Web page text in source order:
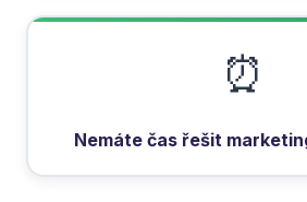
⏰
Nemáte čas řešit